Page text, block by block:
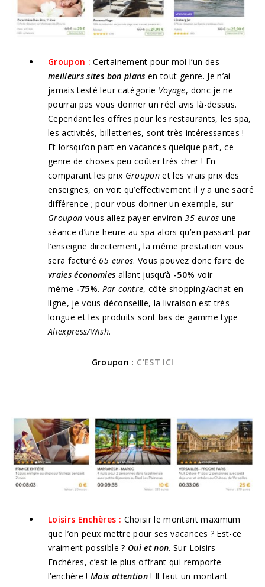
Groupon : Certainement pour moi l’un des
meilleurs sites bon plans en tout genre. Je n’ai
jamais testé leur catégorie Voyage, donc je ne
pourrai pas vous donner un réel avis là-dessus.
Cependant les offres pour les restaurants, les spa,
les activités, billetteries, sont très intéressantes !
Et lorsqu’on part en vacances quelque part, ce
genre de choses peu coûter très cher ! En
comparant les prix Groupon et les vrais prix des
enseignes, on voit qu’effectivement il y a une sacré
différence ; pour vous donner un exemple, sur
Groupon vous allez payer environ35 euros une
séance d’une heure au spa alors qu’en passant par
l’enseigne directement, la même prestation vous
sera facturé 65 euros. Vous pouvez donc faire de
vraies économies allant jusqu’à -50% voir
même -75%. Par contre, côté shopping/achat en
ligne, je vous déconseille, la livraison est très
longue et les produits sont bas de gamme type
Aliexpress/Wish.
Groupon : C’EST ICI
Loisirs Enchères : Choisir le montant maximum
que l’on peux mettre pour ses vacances ? Est-ce
vraiment possible ? Oui et non. Sur Loisirs
Enchères, c’est le plus offrant qui remporte
l’enchère !Mais attention ! Il faut un montant